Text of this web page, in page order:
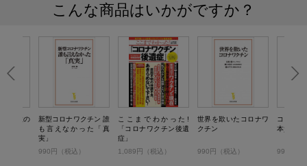
こんな商品はいかがですか？
失敗の
新型コロナワクチン 誰
も言えなかった「真
実」
990円（税込）
ここまでわかった!
「コロナワクチン後遺
症」
1,089円（税込）
世界を欺いたコロナワ
クチン
990円（税込）
コロナワ
本質
990円（